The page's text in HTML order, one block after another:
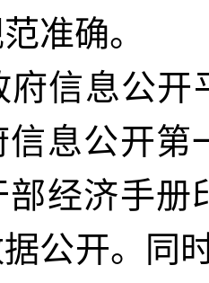
准确。
府信息公
信息公开第
部经济手册
公开。同